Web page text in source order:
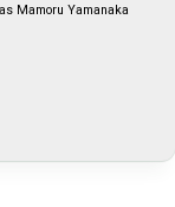
Mamoru Yamanaka